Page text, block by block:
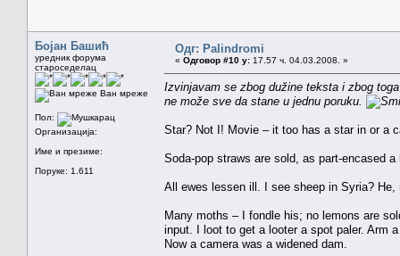
Бојан Башић
уредник форума
староседелац
Ван мреже
Пол:
Организација:
Име и презиме:
Поруке: 1.611
Одг: Palindromi
« Одговор #10 у: 17.57 ч. 04.03.2008. »
Izvinjavam se zbog dužine teksta i zbog
ne može sve da stane u jednu poruku.
Star? Not I! Movie – it too has a star in or a
Soda-pop straws are sold, as part-encased
All ewes lessen ill. I see sheep in Syria?
Many moths – I fondle his; no lemons are
input. I loot to get a looter a spot paler. Arm
Now a camera was a widened dam.